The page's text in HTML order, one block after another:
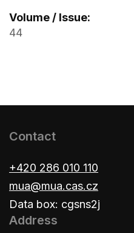
Volume / Issue:
44
Contact
+420 286 010 110
mua@mua.cas.cz
Data box: cgsns2j
Address